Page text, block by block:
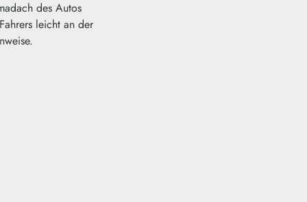
des Autos
leicht an der